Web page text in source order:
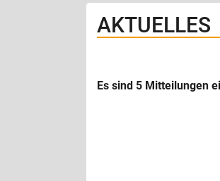
AKTUELLES
Es sind 5 Mitteilungen